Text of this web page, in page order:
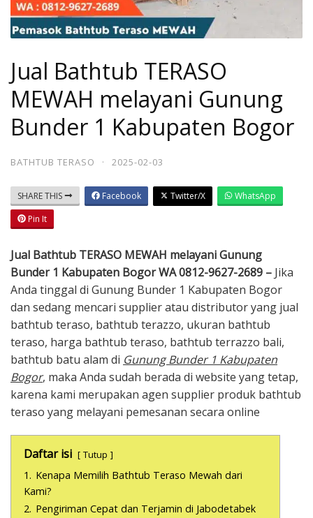
Jual Bathtub TERASO
MEWAH melayani Gunung
Bunder 1 Kabupaten Bogor
BATHTUB TERASO · 2025-02-03
SHARE THIS Facebook Twitter/X
WhatsApp
Pin It
Jual Bathtub TERASO MEWAH melayani Gunung
Bunder 1 Kabupaten Bogor WA 0812-9627-2689 – Jika
Anda tinggal di Gunung Bunder 1 Kabupaten Bogor
dan sedang mencari supplier atau distributor yang jual
bathtub teraso, bathtub terazzo, ukuran bathtub
teraso, harga bathtub teraso, bathtub terrazzo bali,
bathtub batu alam di Gunung Bunder 1 Kabupaten
Bogor, maka Anda sudah berada di website yang tetap,
karena kami merupakan agen supplier produk bathtub
teraso yang melayani pemesanan secara online
Daftar isi Tutup
1. Kenapa Memilih Bathtub Teraso Mewah dari
Kami?
2. Pengiriman Cepat dan Terjamin di Jabodetabek